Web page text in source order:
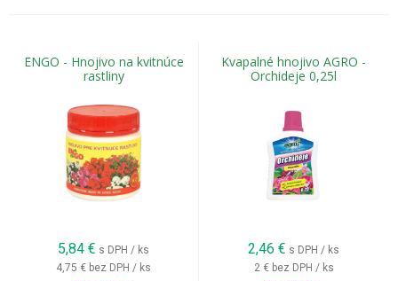
ENGO - Hnojivo na kvitnúce
rastliny
5,84 € s DPH / ks
4,75 € bez DPH / ks
Kvapalné hnojivo AGRO -
Orchideje 0,25l
2,46 € s DPH / ks
2 € bez DPH / ks